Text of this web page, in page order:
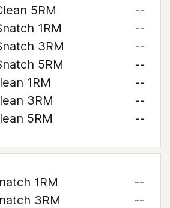
5RM
--
1RM
--
3RM
--
5RM
--
1RM
--
3RM
--
5RM
--
1RM
--
3RM
--